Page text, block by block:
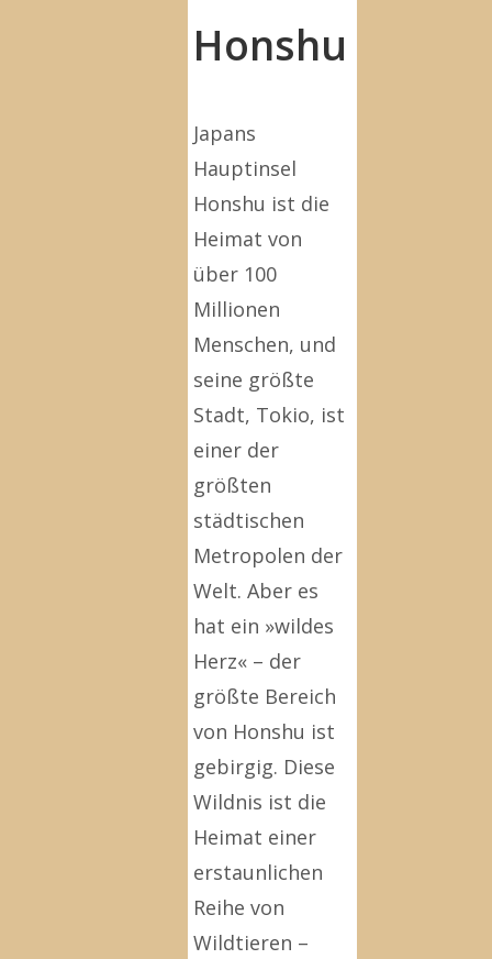
Honshu
Japans
Hauptinsel
Honshu ist die
Heimat von
über 100
Millionen
Menschen, und
seine größte
Stadt, Tokio, ist
einer der
größten
städtischen
Metropolen der
Welt. Aber es
hat ein »wildes
Herz« – der
größte Bereich
von Honshu ist
gebirgig. Diese
Wildnis ist die
Heimat einer
erstaunlichen
Reihe von
Wildtieren –